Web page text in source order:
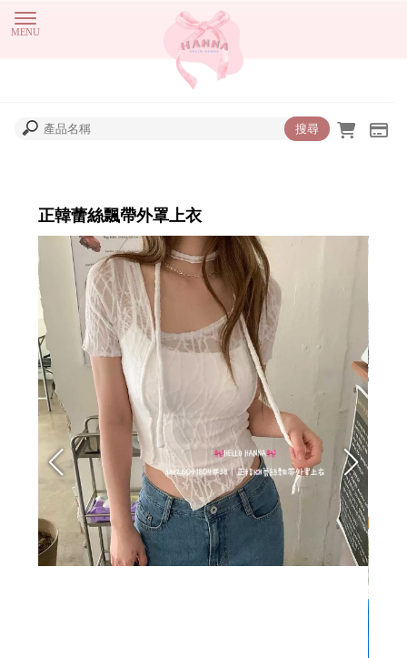
正韓蕾絲飄帶外罩上衣